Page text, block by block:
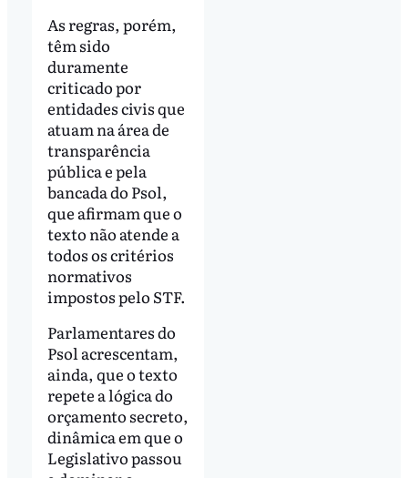
As regras, porém,
têm sido
duramente
criticado por
entidades civis que
atuam na área de
transparência
pública e pela
bancada do Psol,
que afirmam que o
texto não atende a
todos os critérios
normativos
impostos pelo STF.
Parlamentares do
Psol acrescentam,
ainda, que o texto
repete a lógica do
orçamento secreto,
dinâmica em que o
Legislativo passou